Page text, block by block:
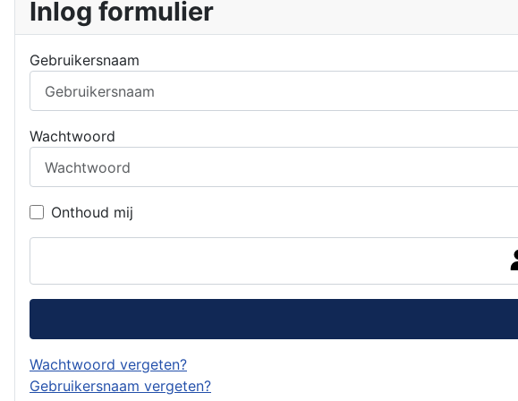
Inlog formulier
Gebruikersnaam
Wachtwoord
Onthoud mij
Wachtwoord vergeten?
Gebruikersnaam vergeten?